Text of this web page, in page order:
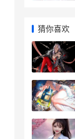
猜你喜欢